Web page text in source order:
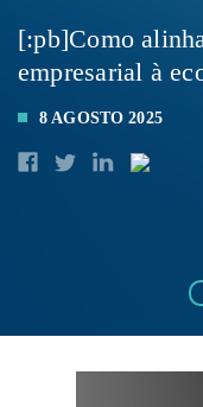
[:pb]Como
empresarial à
8 AGOSTO 2025